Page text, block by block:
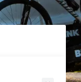
list, press